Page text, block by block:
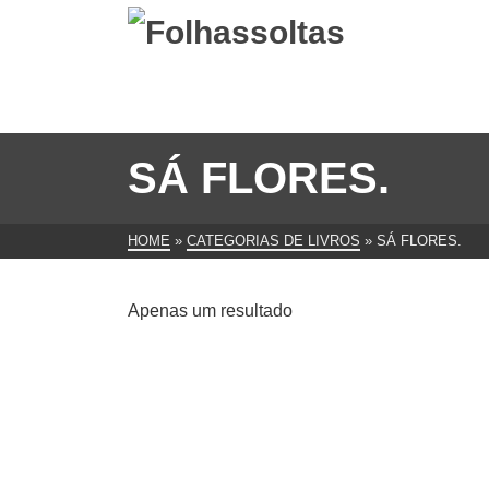
SÁ FLORES.
HOME » CATEGORIAS DE LIVROS » SÁ FLORES.
Apenas um resultado